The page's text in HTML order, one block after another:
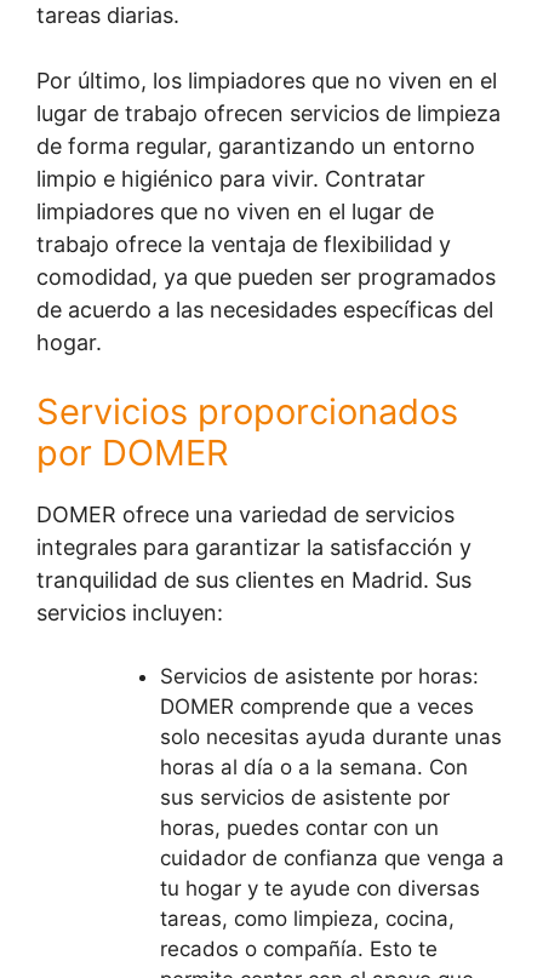
tareas diarias.
Por último, los limpiadores que no viven en el
lugar de trabajo ofrecen servicios de limpieza
de forma regular, garantizando un entorno
limpio e higiénico para vivir. Contratar
limpiadores que no viven en el lugar de
trabajo ofrece la ventaja de flexibilidad y
comodidad, ya que pueden ser programados
de acuerdo a las necesidades específicas del
hogar.
Servicios proporcionados
por DOMER
DOMER ofrece una variedad de servicios
integrales para garantizar la satisfacción y
tranquilidad de sus clientes en Madrid. Sus
servicios incluyen:
Servicios de asistente por horas:
DOMER comprende que a veces
solo necesitas ayuda durante unas
horas al día o a la semana. Con
sus servicios de asistente por
horas, puedes contar con un
cuidador de confianza que venga a
tu hogar y te ayude con diversas
tareas, como limpieza, cocina,
recados o compañía. Esto te